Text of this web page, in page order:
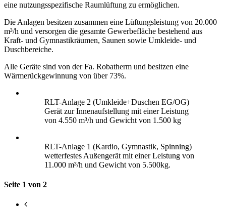
eine nutzungsspezifische Raumlüftung zu ermöglichen.
Die Anlagen besitzen zusammen eine Lüftungsleistung von 20.000
m³/h und versorgen die gesamte Gewerbefläche bestehend aus
Kraft- und Gymnastikräumen, Saunen sowie Umkleide- und
Duschbereiche.
Alle Geräte sind von der Fa. Robatherm und besitzen eine
Wärmerückgewinnung von über 73%.
RLT-Anlage 2 (Umkleide+Duschen EG/OG)
Gerät zur Innenaufstellung mit einer Leistung
von 4.550 m³/h und Gewicht von 1.500 kg
RLT-Anlage 1 (Kardio, Gymnastik, Spinning)
wetterfestes Außengerät mit einer Leistung von
11.000 m³/h und Gewicht von 5.500kg.
Seite 1 von 2